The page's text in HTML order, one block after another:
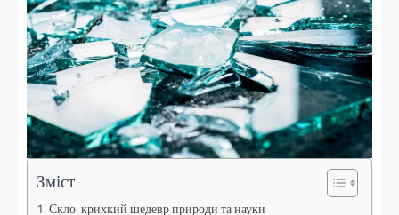
Зміст
Скло: крихкий шедевр природи та науки